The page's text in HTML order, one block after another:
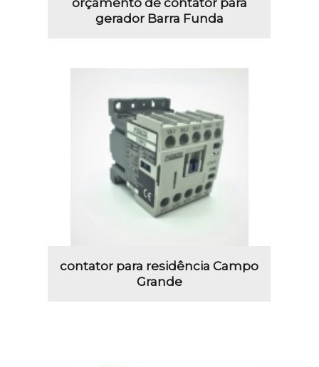
gerador Barra Funda
contator para residência Campo
Grande